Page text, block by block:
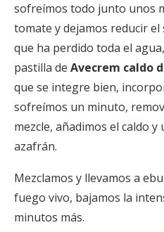
sofreímos todo junto unos
tomate y dejamos reducir
que ha perdido toda el
pastilla de Avecrem caldo
que se integre bien,
sofreímos un minuto,
mezcle, añadimos el caldo
azafrán.
Mezclamos y llevamos a
fuego vivo, bajamos la
minutos más.